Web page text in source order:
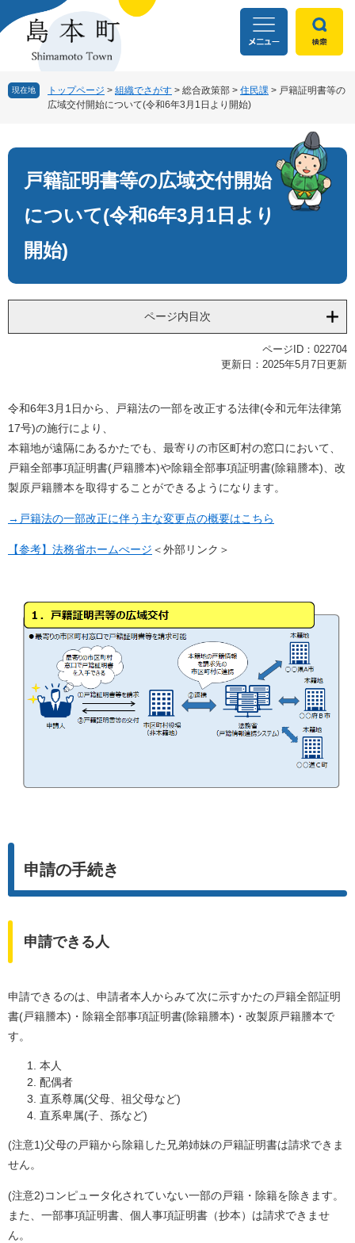
ー
ニ
本
現在地 トップページ > 組織でさがす > 総合政策部 > 住民課 > 戸籍証明書等の
広域交付開始について(令和6年3月1日より開始)
文
戸籍証明書等の広域交付開始
について(令和6年3月1日より
開始)
ページ内目次
ページID：022704
更新日：2025年5月7日更新
令和6年3月1日から、戸籍法の一部を改正する法律(令和元年法律第
17号)の施行により、
本籍地が遠隔にあるかたでも、最寄りの市区町村の窓口において、
戸籍全部事項証明書(戸籍謄本)や除籍全部事項証明書(除籍謄本)、改
製原戸籍謄本を取得することができるようになります。
→戸籍法の一部改正に伴う主な変更点の概要はこちら
【参考】法務省ホームぺージ ＜外部リンク＞
申請の手続き
申請できる人
申請できるのは、申請者本人からみて次に示すかたの戸籍全部証明
書(戸籍謄本)・除籍全部事項証明書(除籍謄本)・改製原戸籍謄本で
す。
本人
配偶者
直系尊属(父母、祖父母など)
直系卑属(子、孫など)
(注意1)父母の戸籍から除籍した兄弟姉妹の戸籍証明書は請求できま
せん。
(注意2)コンピュータ化されていない一部の戸籍・除籍を除きます。
また、一部事項証明書、個人事項証明書（抄本）は請求できませ
ん。